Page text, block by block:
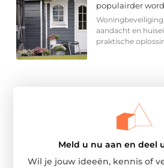
populairder
aandacht en
praktische
Meld u nu aan en deel
Wil je jouw ideeën, kennis of